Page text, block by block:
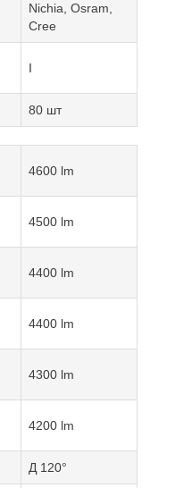
Nichia, Osram,
Cree
I
80 шт
4600 lm
4500 lm
4400 lm
4400 lm
4300 lm
4200 lm
Д 120°